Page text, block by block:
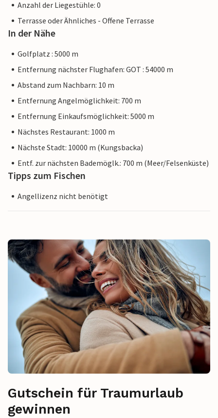
Anzahl der Liegestühle: 0
Terrasse oder Ähnliches - Offene Terrasse
In der Nähe
Golfplatz : 5000 m
Entfernung nächster Flughafen: GOT : 54000 m
Abstand zum Nachbarn: 10 m
Entfernung Angelmöglichkeit: 700 m
Entfernung Einkaufsmöglichkeit: 5000 m
Nächstes Restaurant: 1000 m
Nächste Stadt: 10000 m (Kungsbacka)
Entf. zur nächsten Bademöglk.: 700 m (Meer/Felsenküste)
Tipps zum Fischen
Angellizenz nicht benötigt
Gutschein für Traumurlaub
gewinnen